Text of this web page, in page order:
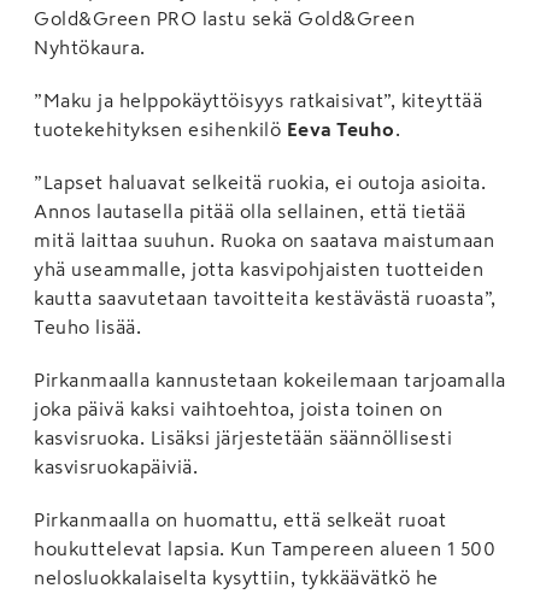
Gold&Green PRO lastu sekä Gold&Green
Nyhtökaura.
”Maku ja helppokäyttöisyys ratkaisivat”, kiteyttää
tuotekehityksen esihenkilö Eeva Teuho
”Lapset haluavat selkeitä ruokia, ei outoja asioita.
Annos lautasella pitää olla sellainen, että tietää
mitä laittaa suuhun. Ruoka on saatava maistumaan
yhä useammalle, jotta kasvipohjaisten tuotteiden
kautta saavutetaan tavoitteita kestävästä ruoasta”,
Teuho lisää.
Pirkanmaalla kannustetaan kokeilemaan tarjoamalla
joka päivä kaksi vaihtoehtoa, joista toinen on
kasvisruoka. Lisäksi järjestetään säännöllisesti
kasvisruokapäiviä.
Pirkanmaalla on huomattu, että selkeät ruoat
houkuttelevat lapsia. Kun Tampereen alueen 1 500
nelosluokkalaiselta kysyttiin, tykkäävätkö he